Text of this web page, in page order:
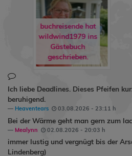
buchreisende hat
wildwind1979ins
Gästebuch
geschrieben.
Ich liebe Deadlines. Dieses Pfeifen
beruhigend.
Heaventears 03.08.2026 - 23:11 h
Bei der Wärme geht man gern zum
Mealynn 02.08.2026 - 20:03 h
immer lustig und vergnügt bis der
Lindenberg)